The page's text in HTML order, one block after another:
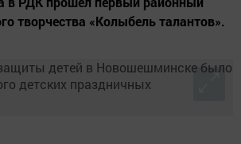
творчества «Колыбель талантов».